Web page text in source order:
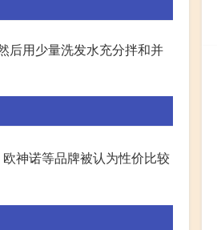
后用少量洗发水充分拌和并
神诺等品牌被认为性价比较